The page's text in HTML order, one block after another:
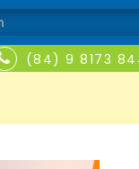
(84) 9 8173